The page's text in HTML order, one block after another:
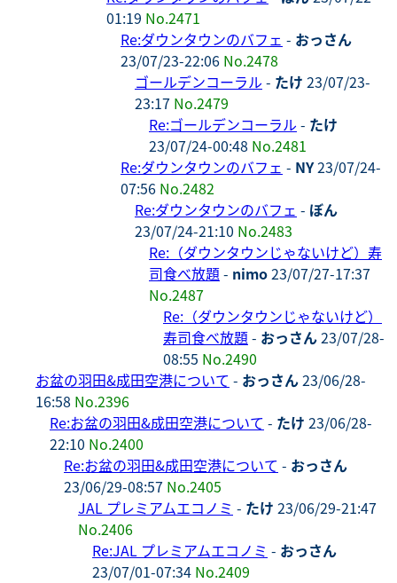
01:19 No.2471
Re:ダウンタウンのバフェ - おっさん
23/07/23-22:06 No.2478
ゴールデンコーラル - たけ 23/07/23-
23:17 No.2479
Re:ゴールデンコーラル - たけ
23/07/24-00:48 No.2481
Re:ダウンタウンのバフェ - NY23/07/24-
07:56 No.2482
Re:ダウンタウンのバフェ - ぼん
23/07/24-21:10 No.2483
Re:（ダウンタウンじゃないけど）寿
司食べ放題- nimo23/07/27-17:37
No.2487
Re:（ダウンタウンじゃないけど）
寿司食べ放題- おっさん23/07/28-
08:55 No.2490
お盆の羽田&成田空港について - おっさん23/06/28-
16:58 No.2396
Re:お盆の羽田&成田空港について - たけ 23/06/28-
22:10 No.2400
Re:お盆の羽田&成田空港について - おっさん
23/06/29-08:57 No.2405
JAL プレミアムエコノミ - たけ 23/06/29-21:47
No.2406
Re:JAL プレミアムエコノミ - おっさん
23/07/01-07:34 No.2409